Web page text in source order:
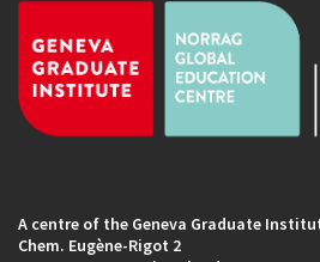
A centre of the Geneva Graduate
Chem. Eugène-Rigot 2